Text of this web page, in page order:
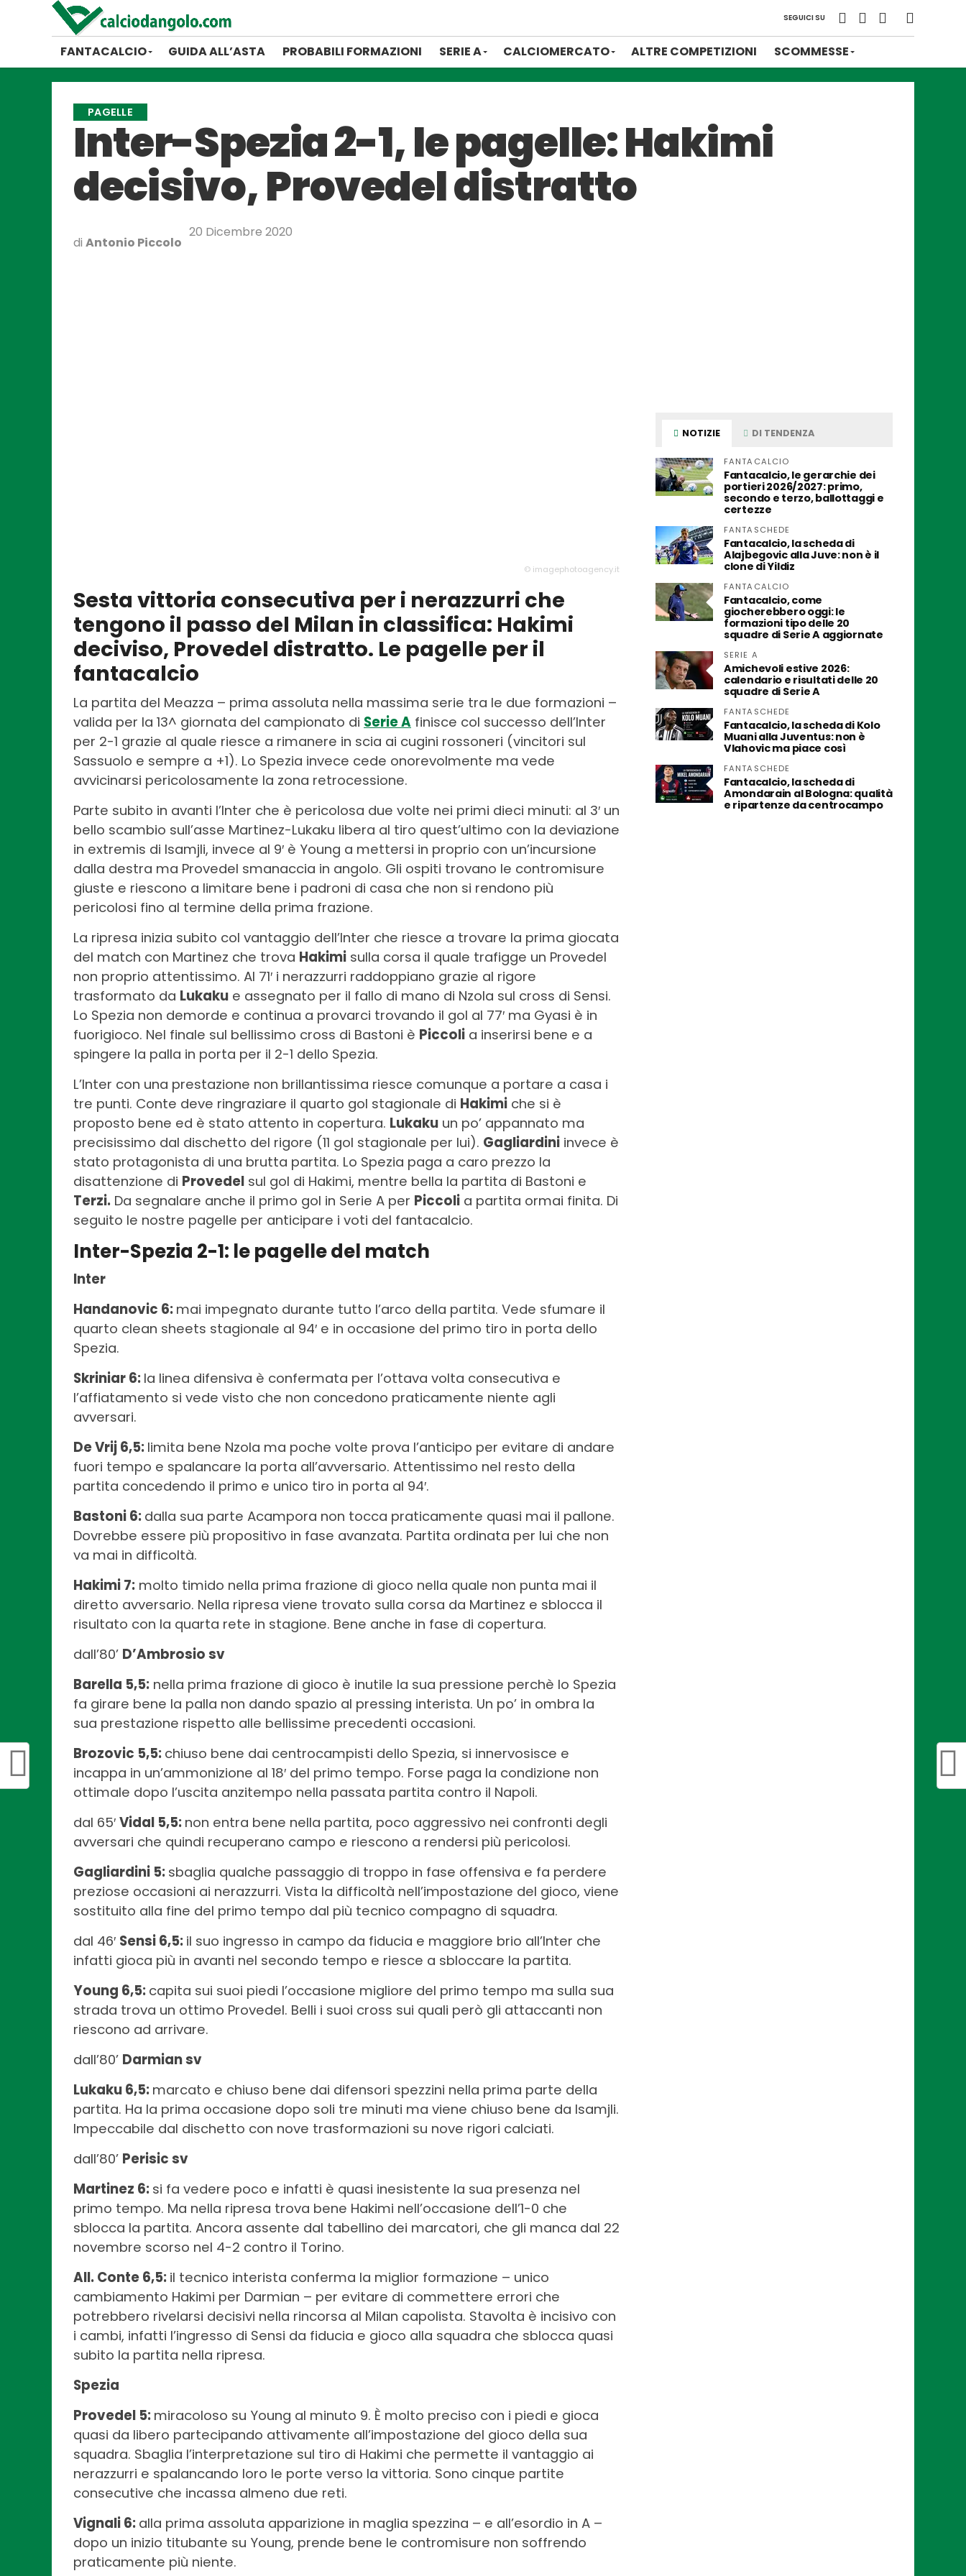
SEGUICI SU
FANTACALCIO GUIDA ALL’ASTA PROBABILI FORMAZIONI SERIE A CALCIOMERCATO ALTRE COMPETIZIONI SCOMMESSE
PAGELLE
Inter-Spezia 2-1, le pagelle: Hakimi
decisivo, Provedel distratto
di Antonio Piccolo
20 Dicembre 2020
© imagephotoagency.it
Sesta vittoria consecutiva per i nerazzurri che
tengono il passo del Milan in classifica: Hakimi
deciviso, Provedel distratto. Le pagelle per il
fantacalcio
La partita del Meazza – prima assoluta nella massima serie tra le due formazioni –
valida per la 13^ giornata del campionato di Serie A finisce col successo dell’Inter
per 2-1 grazie al quale riesce a rimanere in scia ai cugini rossoneri (vincitori sul
Sassuolo e sempre a +1). Lo Spezia invece cede onorevolmente ma vede
avvicinarsi pericolosamente la zona retrocessione.
Parte subito in avanti l’Inter che è pericolosa due volte nei primi dieci minuti: al 3′ un
bello scambio sull’asse Martinez-Lukaku libera al tiro quest’ultimo con la deviazione
in extremis di Isamjli, invece al 9′ è Young a mettersi in proprio con un’incursione
dalla destra ma Provedel smanaccia in angolo. Gli ospiti trovano le contromisure
giuste e riescono a limitare bene i padroni di casa che non si rendono più
pericolosi fino al termine della prima frazione.
La ripresa inizia subito col vantaggio dell’Inter che riesce a trovare la prima giocata
del match con Martinez che trova Hakimi sulla corsa il quale trafigge un Provedel
non proprio attentissimo. Al 71′ i nerazzurri raddoppiano grazie al rigore
trasformato da Lukaku e assegnato per il fallo di mano di Nzola sul cross di Sensi.
Lo Spezia non demorde e continua a provarci trovando il gol al 77′ ma Gyasi è in
fuorigioco. Nel finale sul bellissimo cross di Bastoni è Piccoli a inserirsi bene e a
spingere la palla in porta per il 2-1 dello Spezia.
L’Inter con una prestazione non brillantissima riesce comunque a portare a casa i
tre punti. Conte deve ringraziare il quarto gol stagionale di Hakimi che si è
proposto bene ed è stato attento in copertura. Lukaku un po’ appannato ma
precisissimo dal dischetto del rigore (11 gol stagionale per lui). Gagliardini invece è
stato protagonista di una brutta partita. Lo Spezia paga a caro prezzo la
disattenzione di Provedel sul gol di Hakimi, mentre bella la partita di Bastoni e
Terzi. Da segnalare anche il primo gol in Serie A per Piccoli a partita ormai finita. Di
seguito le nostre pagelle per anticipare i voti del fantacalcio.
Inter-Spezia 2-1: le pagelle del match
Inter
Handanovic 6: mai impegnato durante tutto l’arco della partita. Vede sfumare il
quarto clean sheets stagionale al 94′ e in occasione del primo tiro in porta dello
Spezia.
Skriniar 6: la linea difensiva è confermata per l’ottava volta consecutiva e
l’affiatamento si vede visto che non concedono praticamente niente agli
avversari.
De Vrij 6,5: limita bene Nzola ma poche volte prova l’anticipo per evitare di andare
fuori tempo e spalancare la porta all’avversario. Attentissimo nel resto della
partita concedendo il primo e unico tiro in porta al 94′.
Bastoni 6: dalla sua parte Acampora non tocca praticamente quasi mai il pallone.
Dovrebbe essere più propositivo in fase avanzata. Partita ordinata per lui che non
va mai in difficoltà.
Hakimi 7: molto timido nella prima frazione di gioco nella quale non punta mai il
diretto avversario. Nella ripresa viene trovato sulla corsa da Martinez e sblocca il
risultato con la quarta rete in stagione. Bene anche in fase di copertura.
dall’80’ D’Ambrosio sv
Barella 5,5: nella prima frazione di gioco è inutile la sua pressione perchè lo Spezia
fa girare bene la palla non dando spazio al pressing interista. Un po’ in ombra la
sua prestazione rispetto alle bellissime precedenti occasioni.
Brozovic 5,5: chiuso bene dai centrocampisti dello Spezia, si innervosisce e
incappa in un’ammonizione al 18′ del primo tempo. Forse paga la condizione non
ottimale dopo l’uscita anzitempo nella passata partita contro il Napoli.
dal 65′ Vidal 5,5: non entra bene nella partita, poco aggressivo nei confronti degli
avversari che quindi recuperano campo e riescono a rendersi più pericolosi.
Gagliardini 5: sbaglia qualche passaggio di troppo in fase offensiva e fa perdere
preziose occasioni ai nerazzurri. Vista la difficoltà nell’impostazione del gioco, viene
sostituito alla fine del primo tempo dal più tecnico compagno di squadra.
dal 46′ Sensi 6,5: il suo ingresso in campo da fiducia e maggiore brio all’Inter che
infatti gioca più in avanti nel secondo tempo e riesce a sbloccare la partita.
Young 6,5: capita sui suoi piedi l’occasione migliore del primo tempo ma sulla sua
strada trova un ottimo Provedel. Belli i suoi cross sui quali però gli attaccanti non
riescono ad arrivare.
dall’80’ Darmian sv
Lukaku 6,5: marcato e chiuso bene dai difensori spezzini nella prima parte della
partita. Ha la prima occasione dopo soli tre minuti ma viene chiuso bene da Isamjli.
Impeccabile dal dischetto con nove trasformazioni su nove rigori calciati.
dall’80’ Perisic sv
Martinez 6: si fa vedere poco e infatti è quasi inesistente la sua presenza nel
primo tempo. Ma nella ripresa trova bene Hakimi nell’occasione dell’1-0 che
sblocca la partita. Ancora assente dal tabellino dei marcatori, che gli manca dal 22
novembre scorso nel 4-2 contro il Torino.
All. Conte 6,5: il tecnico interista conferma la miglior formazione – unico
cambiamento Hakimi per Darmian – per evitare di commettere errori che
potrebbero rivelarsi decisivi nella rincorsa al Milan capolista. Stavolta è incisivo con
i cambi, infatti l’ingresso di Sensi da fiducia e gioco alla squadra che sblocca quasi
subito la partita nella ripresa.
Spezia
Provedel 5: miracoloso su Young al minuto 9. È molto preciso con i piedi e gioca
quasi da libero partecipando attivamente all’impostazione del gioco della sua
squadra. Sbaglia l’interpretazione sul tiro di Hakimi che permette il vantaggio ai
nerazzurri e spalancando loro le porte verso la vittoria. Sono cinque partite
consecutive che incassa almeno due reti.
Vignali 6: alla prima assoluta apparizione in maglia spezzina – e all’esordio in A –
dopo un inizio titubante su Young, prende bene le contromisure non soffrendo
praticamente più niente.
NOTIZIE DI TENDENZA
FANTACALCIO
Fantacalcio, le gerarchie dei
portieri 2026/2027: primo,
secondo e terzo, ballottaggi e
certezze
FANTASCHEDE
Fantacalcio, la scheda di
Alajbegovic alla Juve: non è il
clone di Yildiz
FANTACALCIO
Fantacalcio, come
giocherebbero oggi: le
formazioni tipo delle 20
squadre di Serie A aggiornate
SERIE A
Amichevoli estive 2026:
calendario e risultati delle 20
squadre di Serie A
FANTASCHEDE
Fantacalcio, la scheda di Kolo
Muani alla Juventus: non è
Vlahovic ma piace così
FANTASCHEDE
Fantacalcio, la scheda di
Amondarain al Bologna: qualità
e ripartenze da centrocampo